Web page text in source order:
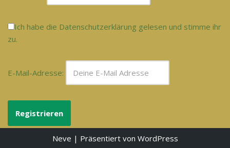
Ich habe die Datenschutzerklärung gelesen und stimme ihr
zu.
E-Mail-Adresse:
Neve | Präsentiert von WordPress